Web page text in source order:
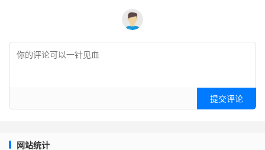
提交评论
网站统计